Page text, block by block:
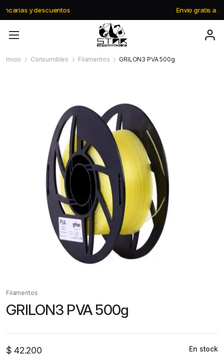
Envio gratis a partir de $195.000
Inicio Consumibles Filamentos GRILON3 PVA 500g
Filamentos
GRILON3 PVA 500g
$ 42.200 En stock